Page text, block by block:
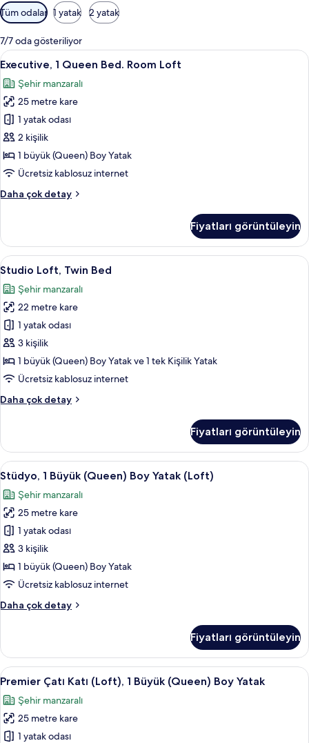
Odalar
için
mevcut
filtreler
Tüm odalar 1 yatak 2 yatak
7/7 oda gösteriliyor
Executive,
1
Queen
Bed.
Room
Loft
için
tüm
görün
Executive, 1 Queen Bed. Room Loft |
11
Executive, 1 Queen Bed. Room Loft
Şehir manzaralı
25 metre kare
1 yatak odası
2 kişilik
1 büyük (Queen) Boy Yatak
Ücretsiz kablosuz internet
Daha çok detay
Executive,
Room
Loft
hakkında
fazla
detay
Fiyatları görüntüleyin
Studio
Loft,
Twin
Bed
için
tüm
fotoğrafları
görün
Studio Loft, Twin Bed | Kaliteli yatak
3
Studio Loft, Twin Bed
Şehir manzaralı
22 metre kare
1 yatak odası
3 kişilik
1 büyük (Queen) Boy Yatak ve 1 tek Kişilik Yatak
Ücretsiz kablosuz internet
Daha çok detay
Studio
hakkında
daha
fazla
detay
Fiyatları görüntüleyin
Stüdyo,
1
Büyük
(Queen)
Boy
Yatak
(Loft)
için
fotoğrafları
Stüdyo, 1 Büyük (Queen) Boy Yatak
10
Stüdyo, 1 Büyük (Queen) Boy Yatak (Loft)
Şehir manzaralı
25 metre kare
1 yatak odası
3 kişilik
1 büyük (Queen) Boy Yatak
Ücretsiz kablosuz internet
Daha çok detay
Stüdyo,
Boy
Yatak
(Loft)
daha
fazla
detay
Fiyatları görüntüleyin
Premier
Çatı
Katı
(Loft),
Premier Çatı Katı (Loft), 1 Büyük
12
Premier Çatı Katı (Loft), 1 Büyük (Queen) Boy Yatak
Şehir manzaralı
25 metre kare
1 yatak odası